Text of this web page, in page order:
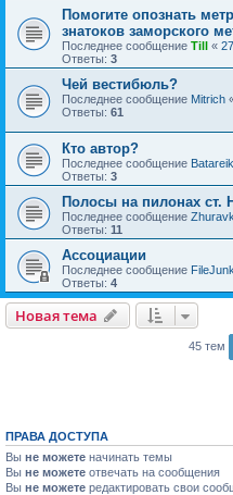
Помогите опознать
знатоков заморского
Последнее сообщение Till «
Ответы: 3
Чей вестибюль?
Последнее сообщение Mitrich
Ответы: 61
Кто автор?
Последнее сообщение
Ответы: 3
Полосы на пилонах ст.
Последнее сообщение
Ответы: 11
Ассоциации
Последнее сообщение
Ответы: 4
Новая тема
45 тем
ПРАВА ДОСТУПА
Вы не можете начинать темы
Вы не можете отвечать на сообщения
Вы не можете редактировать свои